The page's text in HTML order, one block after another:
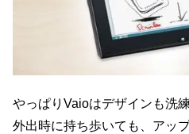
やっぱりVaioはデザインも洗
外出時に持ち歩いても、アッ